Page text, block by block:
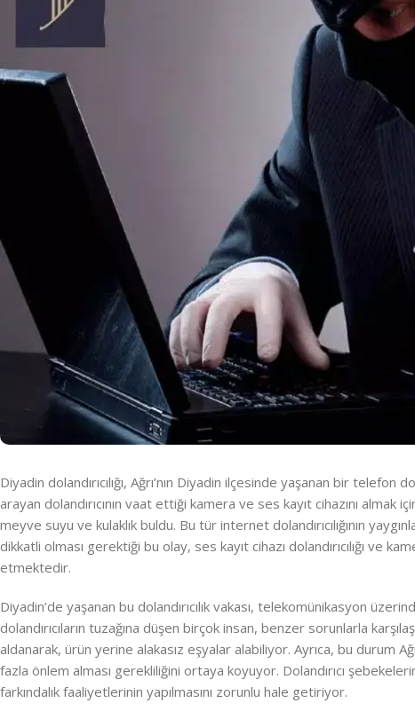
Diyadin dolandırıcılığı, Ağrı’nın Diyadin ilçesinde yaşanan bir
arayan dolandırıcının vaat ettiği kamera ve ses kayıt cihazını almak
meyve suyu ve kulaklık buldu. Bu tür internet dolandırıcılığının
dikkatli olması gerektiği bu olay, ses kayıt cihazı dolandırıcılığı ve
etmektedir.
Diyadin’de yaşanan bu dolandırıcılık vakası, telekomünikasyon
dolandırıcıların tuzağına düşen birçok insan, benzer sorunlarla
aldanarak, ürün yerine alakasız eşyalar alabiliyor. Ayrıca, bu durum
fazla önlem alması gerekliliğini ortaya koyuyor. Dolandırıcı
farkındalık faaliyetlerinin yapılmasını zorunlu hale getiriyor.